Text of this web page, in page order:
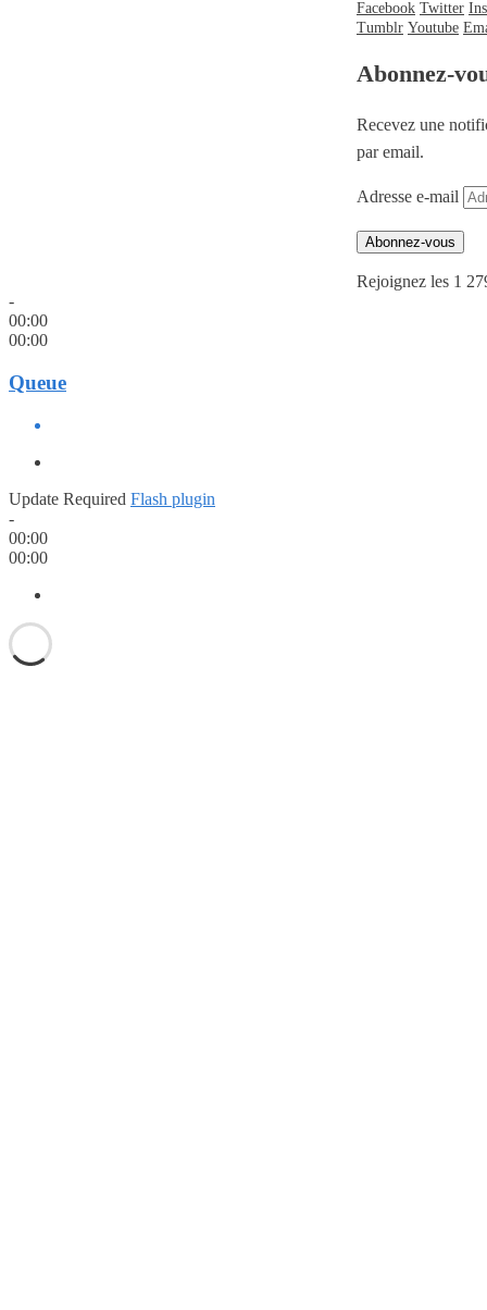
Facebook Twitter
Tumblr Youtube
Abonnez-
Recevez une
par email.
Adresse e-mail
Abonnez-vous
Rejoignez les 1
-
00:00
00:00
Queue
Update Required Flash plugin
-
00:00
00:00